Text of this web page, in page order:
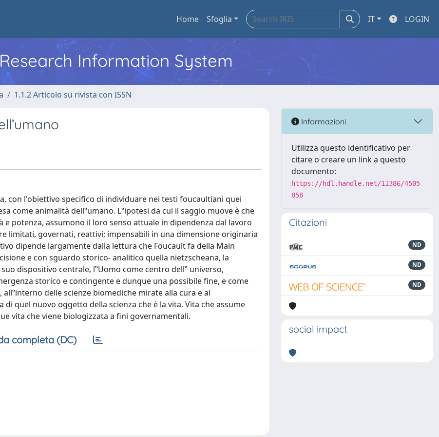
Home Sfoglia IT LOGIN
Information System
1.1.2 Articolo su rivista con ISSN
con l'obiettivo specifico di individuare nei testi foucaultiani quei
come animalità dell‟umano. L‟ipotesi da cui il saggio muove è che
potenza, assumono il loro senso attuale in dipendenza dal lavoro
limitati, governati, reattivi; impensabili in una dimensione originaria
dipende largamente dalla lettura che Foucault fa della Main
e con sguardo storico- analitico quella nietzscheana, la
dispositivo centrale, l‟Uomo come centro dell‟ universo,
storico e contingente e dunque una possibile fine, e come
delle scienze biomediche mirate alla cura e al
quel nuovo oggetto della scienza che è la vita. Vita che assume
vita che viene biologizzata a fini governamentali.
completa (DC)
Informazioni
Utilizza questo identificativo per
citare o creare un link a questo
documento:
https://hdl.handle.net/11386/4505
858
Citazioni
ND
ND
ND
social impact